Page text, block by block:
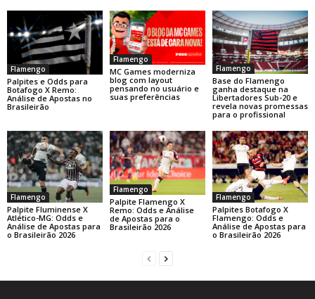
Flamengo
Palpites e Odds para
Botafogo X Remo:
Análise de Apostas no
Brasileirão
Flamengo
MC Games moderniza
blog com layout
pensando no usuário e
suas preferências
Flamengo
Base do Flamengo
ganha destaque na
Libertadores Sub-20 e
revela novas promessas
para o profissional
Flamengo
Palpite Fluminense X
Atlético-MG: Odds e
Análise de Apostas para
o Brasileirão 2026
Flamengo
Palpite Flamengo X
Remo: Odds e Análise
de Apostas para o
Brasileirão 2026
Flamengo
Palpites Botafogo X
Flamengo: Odds e
Análise de Apostas para
o Brasileirão 2026